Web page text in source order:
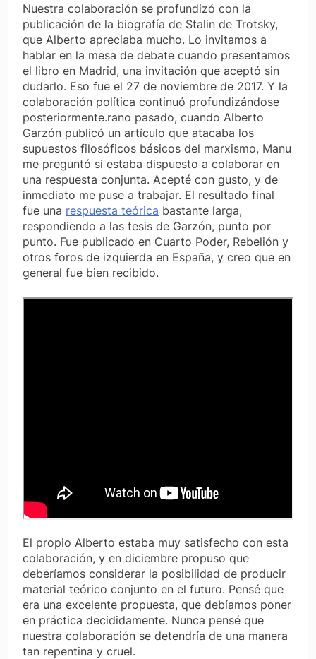
Nuestra colaboración se profundizó con la
publicación de la biografía de Stalin de Trotsky,
que Alberto apreciaba mucho. Lo invitamos a
hablar en la mesa de debate cuando presentamos
el libro en Madrid, una invitación que aceptó sin
dudarlo. Eso fue el 27 de noviembre de 2017. Y la
colaboración política continuó profundizándose
posteriormente.rano pasado, cuando Alberto
Garzón publicó un artículo que atacaba los
supuestos filosóficos básicos del marxismo, Manu
me preguntó si estaba dispuesto a colaborar en
una respuesta conjunta. Acepté con gusto, y de
inmediato me puse a trabajar. El resultado final
fue una respuesta teórica bastante larga,
respondiendo a las tesis de Garzón, punto por
punto. Fue publicado en Cuarto Poder, Rebelión y
otros foros de izquierda en España, y creo que en
general fue bien recibido.
El propio Alberto estaba muy satisfecho con esta
colaboración, y en diciembre propuso que
deberíamos considerar la posibilidad de producir
material teórico conjunto en el futuro. Pensé que
era una excelente propuesta, que debíamos poner
en práctica decididamente. Nunca pensé que
nuestra colaboración se detendría de una manera
tan repentina y cruel.